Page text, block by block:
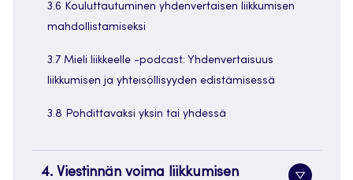
3.6 Kouluttautuminen yhdenvertaisen liikkumisen
mahdollistamiseksi
3.7 Mieli liikkeelle -podcast: Yhdenvertaisuus
liikkumisen ja yhteisöllisyyden edistämisessä
3.8 Pohdittavaksi yksin tai yhdessä
4. Viestinnän voima liikkumisen